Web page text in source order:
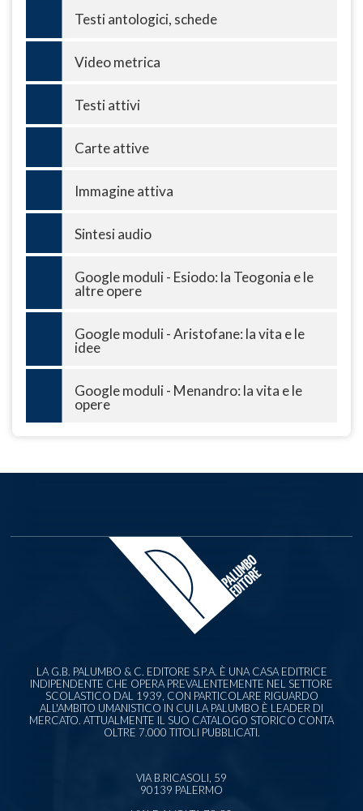
Testi antologici, schede
Video metrica
Testi attivi
Carte attive
Immagine attiva
Sintesi audio
Google moduli - Esiodo: la Teogonia e le
altre opere
Google moduli - Aristofane: la vita e le
idee
Google moduli - Menandro: la vita e le
opere
LA G.B. PALUMBO & C. EDITORE S.P.A. È UNA CASA EDITRICE
INDIPENDENTE CHE OPERA PREVALENTEMENTE NEL SETTORE
SCOLASTICO DAL 1939, CON PARTICOLARE RIGUARDO
ALL'AMBITO UMANISTICO IN CUI LA PALUMBO È LEADER DI
MERCATO. ATTUALMENTE IL SUO CATALOGO STORICO CONTA
OLTRE 7.000 TITOLI PUBBLICATI.
VIA B.RICASOLI, 59
90139 PALERMO